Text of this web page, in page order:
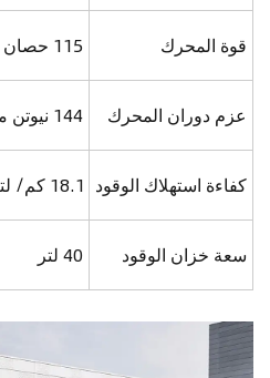
قوة المحرك 115 حصان
عزم دوران المحرك 144 نيوتن متر
كفاءة استهلاك الوقود 18.1 كم/ لتر
سعة خزان الوقود 40 لتر